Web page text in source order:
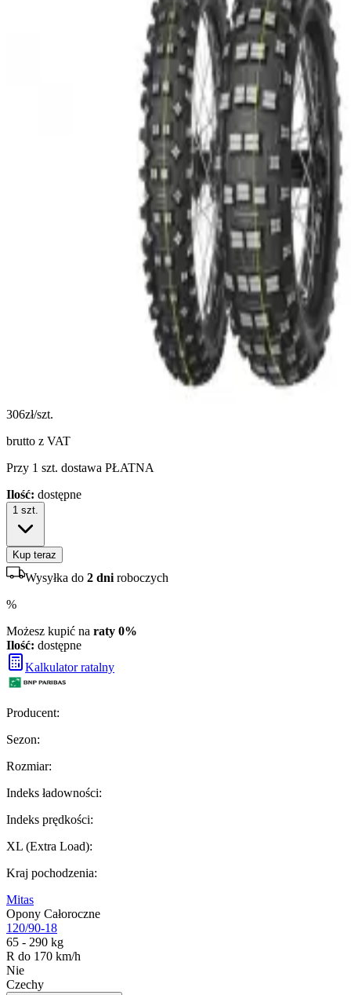
306zł/szt.
brutto z VAT
Przy 1 szt. dostawa PŁATNA
Ilość: dostępne
1 szt.
Kup teraz
Wysyłka do 2 dni roboczych
%
Możesz kupić na raty 0%
Ilość: dostępne
Kalkulator ratalny
Producent:
Sezon:
Rozmiar:
Indeks ładowności:
Indeks prędkości:
XL (Extra Load):
Kraj pochodzenia:
Mitas
Opony Całoroczne
120/90-18
65 - 290 kg
R do 170 km/h
Nie
Czechy